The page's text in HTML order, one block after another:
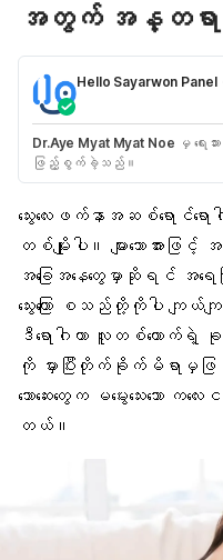
အတွက် အန္တရာ
Hello Sayarwon Panel
Dr.Aye Myat Myat Noe မှ ရေး
ဖြည့်စွက်ခဲ့သည်။
သွေးလေးဖက်နာအဆစ်ရောင်ရော
တစ်မျိုးပါ။ များသောအား
အခြေအနေတွေမှာဆိုရင် အ
သွေးကြော စသည်တို့ကိုပါ က
ဒီရောဂါဟာ လူတစ်ယော
ကို မှားပြီးတိုက်ခိုက်မိရာမှဖ
သောဆေးတွေက မမွေးသေးသ
တယ်။